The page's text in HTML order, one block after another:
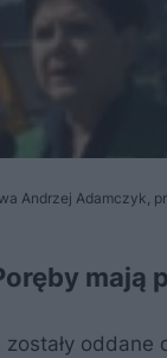
Andrzej Adamczyk,
mają